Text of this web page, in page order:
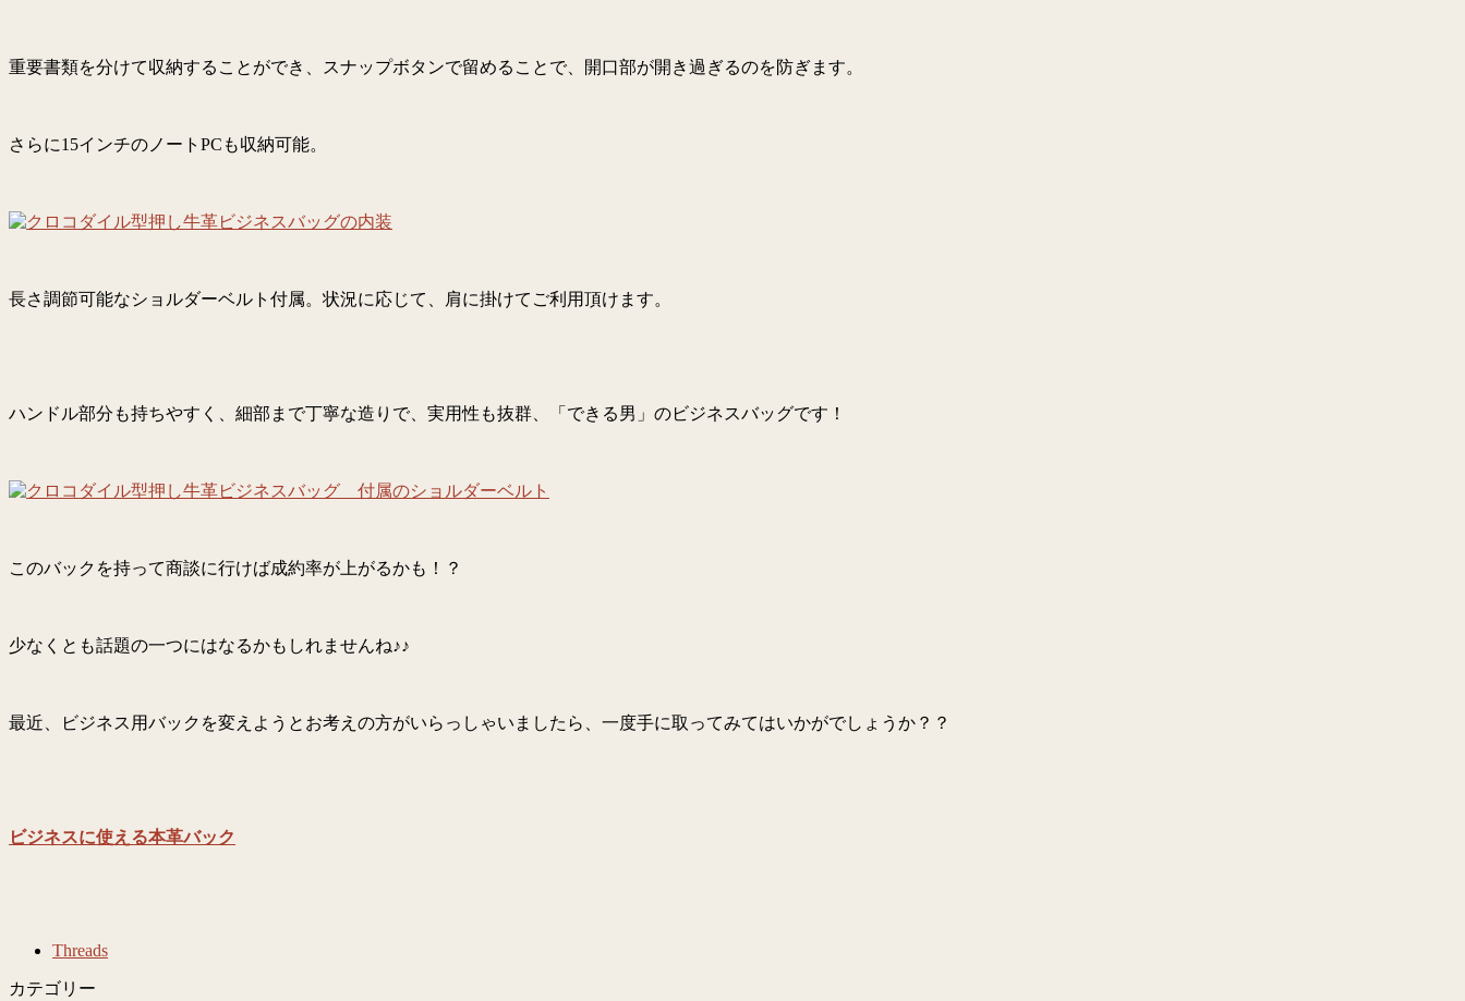
重要書類を分けて収納することができ、スナップボタンで留めることで、開口部が開き過ぎるのを防ぎます。
さらに15インチのノートPCも収納可能。
長さ調節可能なショルダーベルト付属。状況に応じて、肩に掛けてご利用頂けます。
ハンドル部分も持ちやすく、細部まで丁寧な造りで、実用性も抜群、「できる男」のビジネスバッグです！
このバックを持って商談に行けば成約率が上がるかも！？
少なくとも話題の一つにはなるかもしれませんね♪♪
最近、ビジネス用バックを変えようとお考えの方がいらっしゃいましたら、一度手に取ってみてはいかがでしょうか？？
ビジネスに使える本革バック
Threads
カテゴリー